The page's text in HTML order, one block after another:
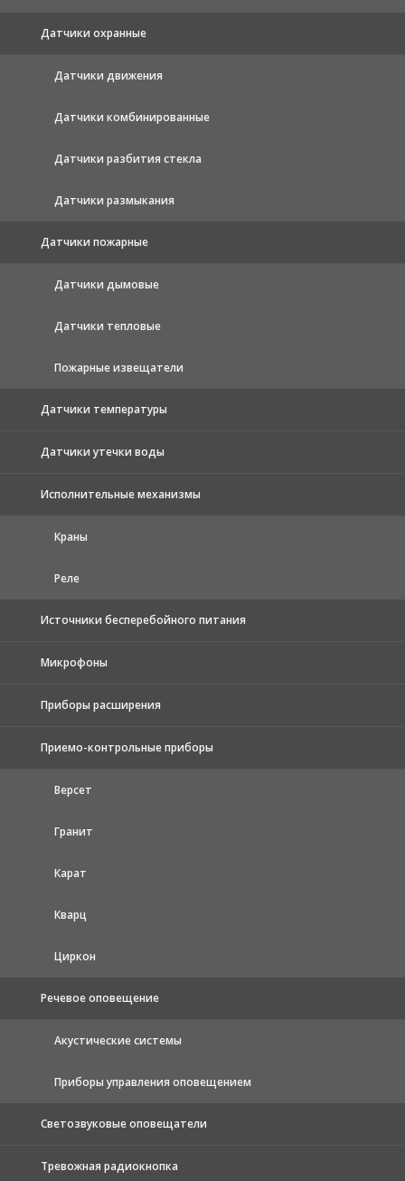
Датчики охранные
Датчики движения
Датчики комбинированные
Датчики разбития стекла
Датчики размыкания
Датчики пожарные
Датчики дымовые
Датчики тепловые
Пожарные извещатели
Датчики температуры
Датчики утечки воды
Исполнительные механизмы
Краны
Реле
Источники бесперебойного питания
Микрофоны
Приборы расширения
Приемо-контрольные приборы
Версет
Гранит
Карат
Кварц
Циркон
Речевое оповещение
Акустические системы
Приборы управления оповещением
Светозвуковые оповещатели
Тревожная радиокнопка